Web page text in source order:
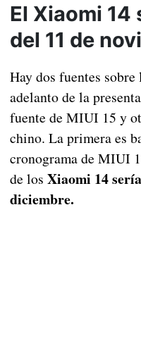
El Xiaomi 14
del 11 de
Hay dos fuentes
adelanto de la
fuente de MIUI 15 y
chino. La primera es
cronograma de MIUI
de los Xiaomi 14
diciembre.